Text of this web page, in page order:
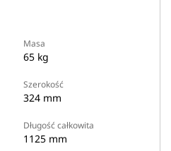
Masa
65 kg
Szerokość
324 mm
Długość całkowita
1125 mm